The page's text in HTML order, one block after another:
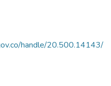
handle/20.500.14143/